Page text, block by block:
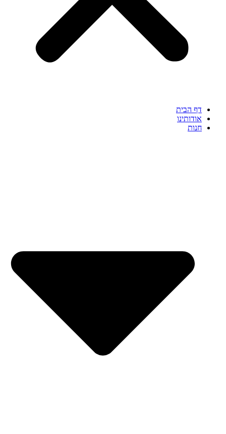
דף הבית
אודותינו
חנות